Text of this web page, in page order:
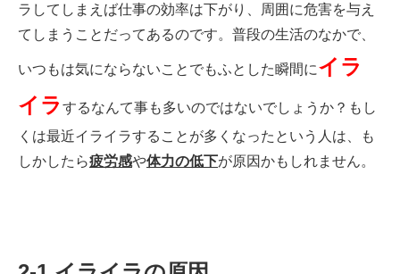
ラしてしまえば仕事の効率は下がり、周囲に危害を与え
てしまうことだってあるのです。普段の生活のなかで、
いつもは気にならないことでもふとした瞬間にイラ
イラ するなんて事も多いのではないでしょうか？もし
くは最近イライラすることが多くなったという人は、も
しかしたら疲労感や体力の低下が原因かもしれません。